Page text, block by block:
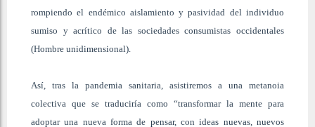
rompiendo el endémico aislamiento y pasividad del individuo
sumiso y acrítico de las sociedades consumistas occidentales
(Hombre unidimensional).
Así, tras la pandemia sanitaria, asistiremos a una metanoia
colectiva que se traduciría como “transformar la mente para
adoptar una nueva forma de pensar, con ideas nuevas, nuevos